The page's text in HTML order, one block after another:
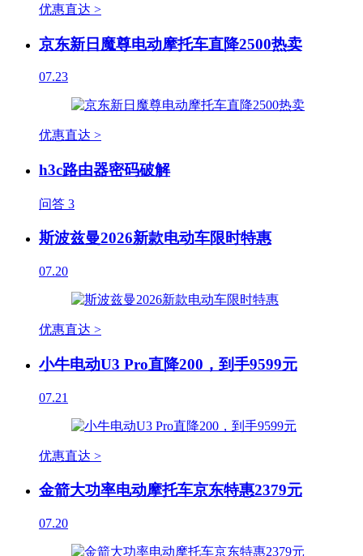
优惠直达 >
京东新日魔尊电动摩托车直降2500热卖
07.23
优惠直达 >
h3c路由器密码破解
问答 3
斯波兹曼2026新款电动车限时特惠
07.20
优惠直达 >
小牛电动U3 Pro直降200，到手9599元
07.21
优惠直达 >
金箭大功率电动摩托车京东特惠2379元
07.20